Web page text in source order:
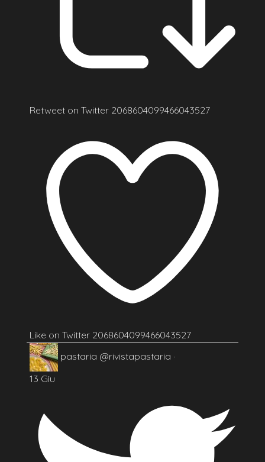
Retweet on Twitter 2068604099466043527
Like on Twitter 2068604099466043527
pastaria @rivistapastaria ·
13 Giu